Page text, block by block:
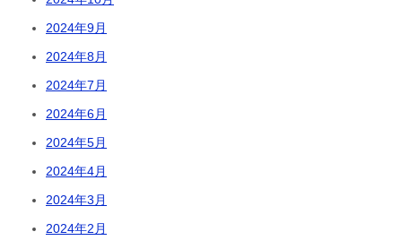
2024年9月
2024年8月
2024年7月
2024年6月
2024年5月
2024年4月
2024年3月
2024年2月